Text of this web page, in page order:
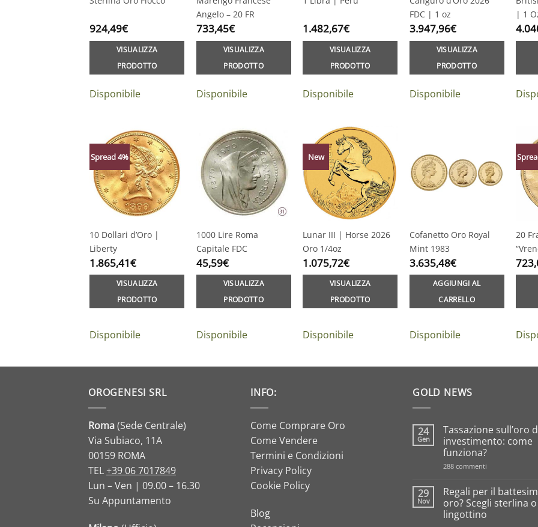
924,49€
VISUALIZZA
PRODOTTO
Disponibile
Angelo – 20 FR
733,45€
VISUALIZZA
PRODOTTO
Disponibile
1.482,67€
VISUALIZZA
PRODOTTO
Disponibile
FDC | 1 oz
3.947,96€
VISUALIZZA
PRODOTTO
Disponibile
| 1
Spread 4%
10 Dollari d’Oro |
Liberty
1.865,41€
VISUALIZZA
PRODOTTO
Disponibile
1000 Lire Roma
Capitale FDC
45,59€
VISUALIZZA
PRODOTTO
Disponibile
New
Lunar III | Horse 2026
Oro 1/4oz
1.075,72€
VISUALIZZA
PRODOTTO
Disponibile
Cofanetto Oro Royal
Mint 1983
3.635,48€
AGGIUNGI AL
CARRELLO
Disponibile
20
OROGENESI SRL
Roma(Sede Centrale)
Via Subiaco, 11A
00159 ROMA
TEL+39 06 7017849
Lun – Ven | 09.00 – 16.30
Su Appuntamento
INFO:
Come Comprare Oro
Come Vendere
Termini e Condizioni
Privacy Policy
Cookie Policy
Blog
GOLD NEWS
24
Gen
Tassazione sull’oro
investimento: come
funziona?
288 commenti
da
investimento:
come
29
Nov
Regali per il
oro? Scegli sterlina
lingottino